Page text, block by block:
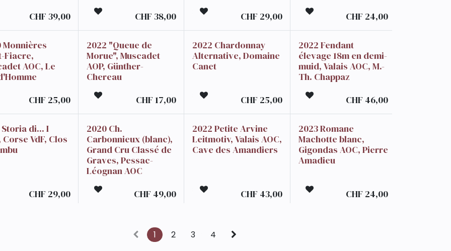
CHF39,00
CHF38,00 CHF 29,00 CHF 24,00
Monnières
Fiacre,
AOC, Le
CHF 25,00
2022 "Queue de
Morue", Muscadet
AOP, Günther-
Chereau
CHF 17,00
2022 Chardonnay
Alternative, Domaine
Canet
CHF 25,00
2022 Fendant
élevage 18m en demi-
muid, Valais AOC, M.-
Th. Chappaz
CHF 46,00
Storia di... I
VdF, Clos
CHF 29,00
2020 Ch.
Carbonnieux (blanc),
Grand Cru Classé de
Graves, Pessac-
Léognan AOC
CHF 49,00
2022 Petite Arvine
Leitmotiv, Valais AOC,
Cave des Amandiers
CHF 43,00
2023 Romane
Machotte blanc,
Gigondas AOC, Pierre
Amadieu
CHF 24,00
1 2 3 4